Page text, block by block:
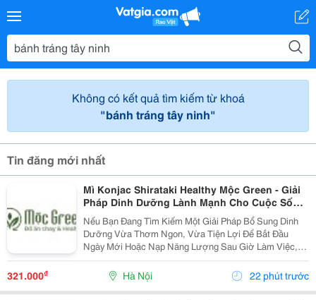
Không có kết quả tìm kiếm từ khoá
"bánh tráng tây ninh"
Tin đăng mới nhất
Mì Konjac Shirataki Healthy Mộc Green - Giải
Pháp Dinh Dưỡng Lành Mạnh Cho Cuộc Sống
Hiện Đại
Nếu Bạn Đang Tìm Kiếm Một Giải Pháp Bổ Sung Dinh
Dưỡng Vừa Thơm Ngon, Vừa Tiện Lợi Để Bắt Đầu
Ngày Mới Hoặc Nạp Năng Lượng Sau Giờ Làm Việc,
Thì Mì Konjac Shirataki Healthy Mộc Green Chính Là
Lựa Chọn Hoàn Hảo. Vì Sao Nên Lựa Chọn Mì Konjac...
321.000₫ Hà Nội 22 phút trước